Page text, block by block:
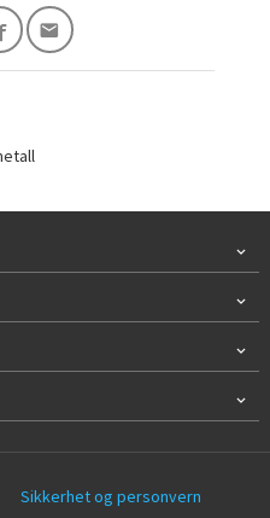
Sikkerhet og personvern